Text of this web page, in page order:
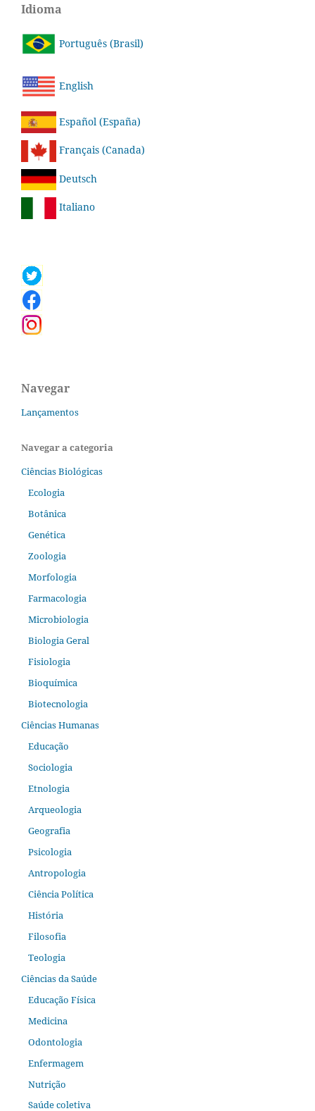
Idioma
Português (Brasil)
English
Español (España)
Français (Canada)
Deutsch
Italiano
Navegar
Lançamentos
Navegar a categoria
Ciências Biológicas
Ecologia
Botânica
Genética
Zoologia
Morfologia
Farmacologia
Microbiologia
Biologia Geral
Fisiologia
Bioquímica
Biotecnologia
Ciências Humanas
Educação
Sociologia
Etnologia
Arqueologia
Geografia
Psicologia
Antropologia
Ciência Política
História
Filosofia
Teologia
Ciências da Saúde
Educação Física
Medicina
Odontologia
Enfermagem
Nutrição
Saúde coletiva